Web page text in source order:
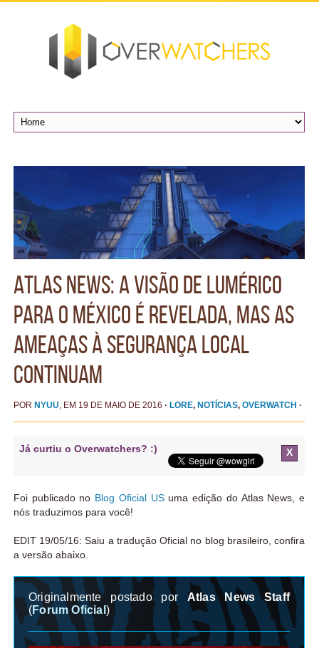
Atlas News: A Visão de LumériCo
para o México é revelada, mas as
ameaças à segurança local
continuam
POR NYUU, EM 19 DE MAIO DE 2016 · LORE, NOTÍCIAS, OVERWATCH ·
Já curtiu o Overwatchers? :) X
Foi publicado no Blog Oficial USuma edição do Atlas News, e
nós traduzimos para você!
EDIT 19/05/16: Saiu a tradução Oficial no blog brasileiro, confira
a versão abaixo.
Originalmente postado por Atlas News Staff
(Forum Oficial )